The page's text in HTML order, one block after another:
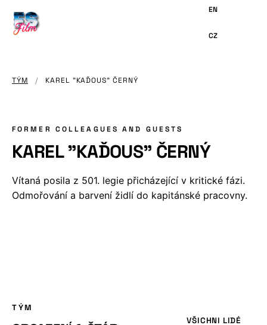
OBSAHU
TÝM / KAREL "KAĎOUS" ČERNÝ
FORMER COLLEAGUES AND GUESTS
KAREL "KAĎOUS" ČERNÝ
Vítaná posila z 501. legie přicházející v kritické fázi.
Odmořování a barvení židlí do kapitánské pracovny.
TÝM
VŠICHNI LIDÉ